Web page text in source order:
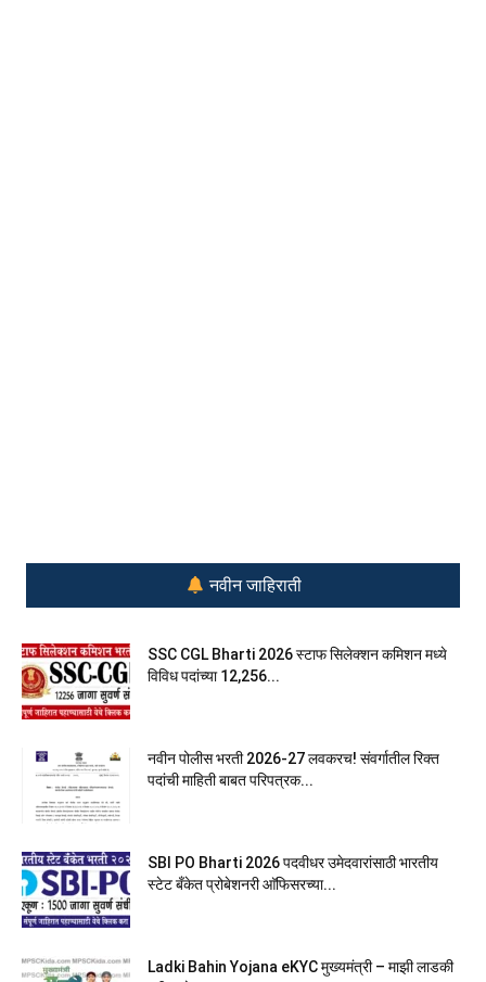
नवीन जाहिराती
SSC CGL Bharti 2026 स्टाफ सिलेक्शन कमिशन मध्ये
विविध पदांच्या 12,256...
नवीन पोलीस भरती 2026-27 लवकरच! संवर्गातील रिक्त
पदांची माहिती बाबत परिपत्रक...
SBI PO Bharti 2026 पदवीधर उमेदवारांसाठी भारतीय
स्टेट बँकेत प्रोबेशनरी आ‍ॅफिसरच्या...
Ladki Bahin Yojana eKYC मुख्यमंत्री – माझी लाडकी